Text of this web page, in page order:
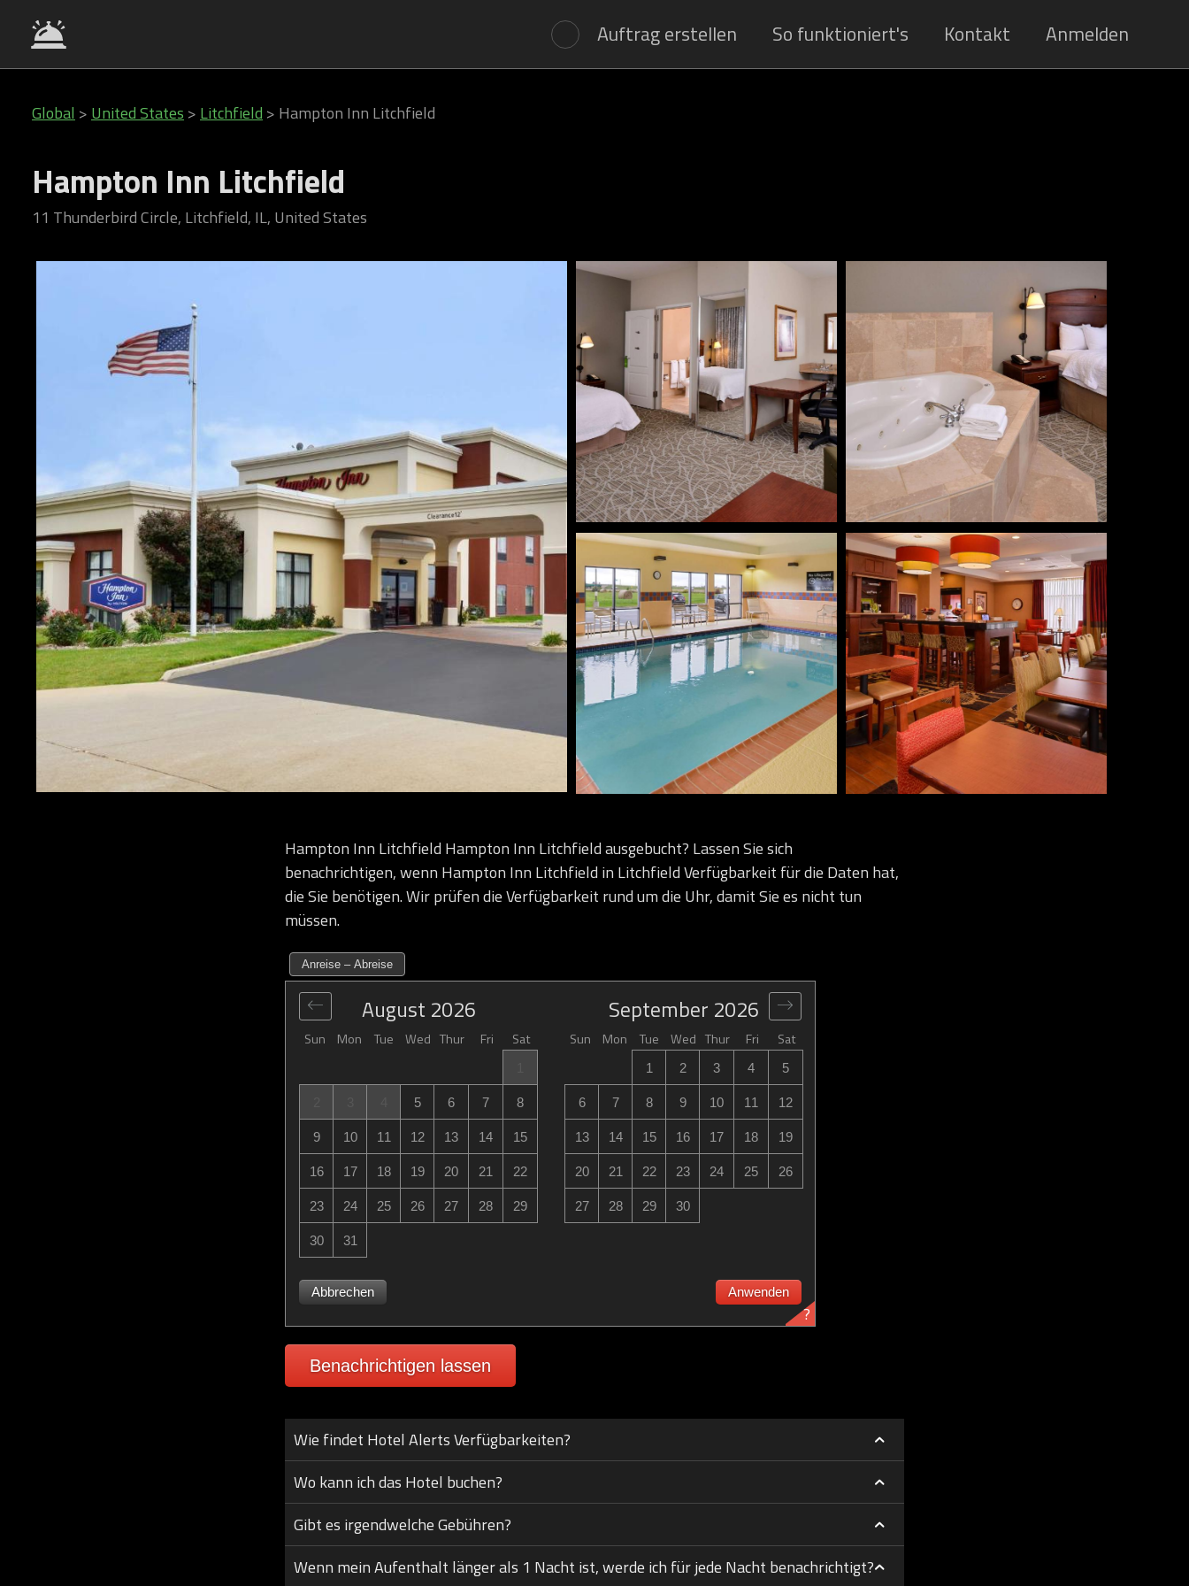
Auftrag erstellen So funktioniert's Kontakt Anmelden
Global > United States > Litchfield > Hampton Inn Litchfield
Hampton Inn Litchfield
11 Thunderbird Circle, Litchfield, IL, United States
Hampton Inn Litchfield Hampton Inn Litchfield ausgebucht? Lassen Sie sich
benachrichtigen, wenn Hampton Inn Litchfield in Litchfield Verfügbarkeit für die Daten hat,
die Sie benötigen. Wir prüfen die Verfügbarkeit rund um die Uhr, damit Sie es nicht tun
müssen.
Anreise – Abreise
Sun Mon Tue Wed Thur Fri Sat Sun Mon Tue Wed Thur Fri Sat
August 2026
5 6 7 8
9 10 11 12 13 14 15
16 17 18 19 20 21 22
23 24 25 26 27 28 29
30 31
September 2026
1 2 3 4 5
6 7 8 9 10 11 12
13 14 15 16 17 18 19
20 21 22 23 24 25 26
27 28 29 30
Abbrechen Anwenden
?
Benachrichtigen lassen
Wie findet Hotel Alerts Verfügbarkeiten?
Wo kann ich das Hotel buchen?
Gibt es irgendwelche Gebühren?
Wenn mein Aufenthalt länger als 1 Nacht ist, werde ich für jede Nacht benachrichtigt?